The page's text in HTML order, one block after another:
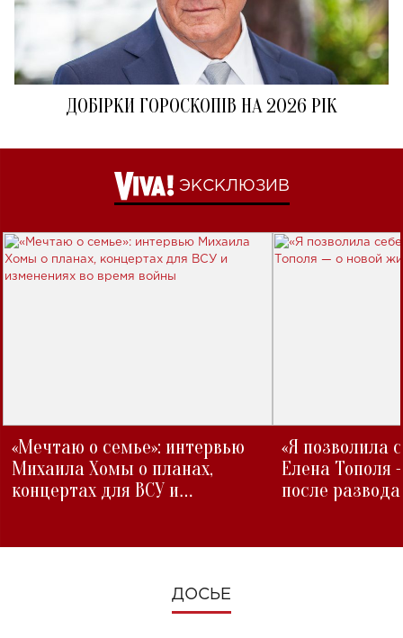
ДОБІРКИ ГОРОСКОПІВ НА 2026 РІК
ЭКСКЛЮЗИВ
«Мечтаю о семье»: интервью
Михаила Хомы о планах,
концертах для ВСУ и
«Я позволила
Елена Тополя
после развода
ДОСЬЕ